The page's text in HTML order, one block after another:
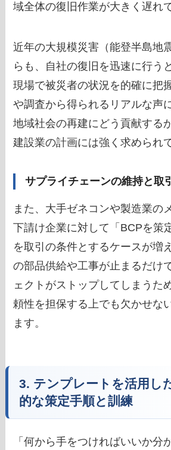
域全体の復旧作業が大きく遅れ
近年の大規模災害（能登半島地
らも、自社の復旧を迅速に行う
現場で被災者の状況を的確に把
や調査から得られるリアルな声
地域社会の再建にどう貢献する
建設業の計画には強く求められ
サプライチェーンの維持と取
また、大手ゼネコンや製造業の
下請け企業に対して「BCPを策
を取引の条件とするケースが増
の部品供給や工事が止まるだけ
ェクトがストップしてしまうた
頼性を担保する上でも欠かせな
ます。
3. テンプレートを活用し
的な策定手順と訓練
「何から手をつければいいか分